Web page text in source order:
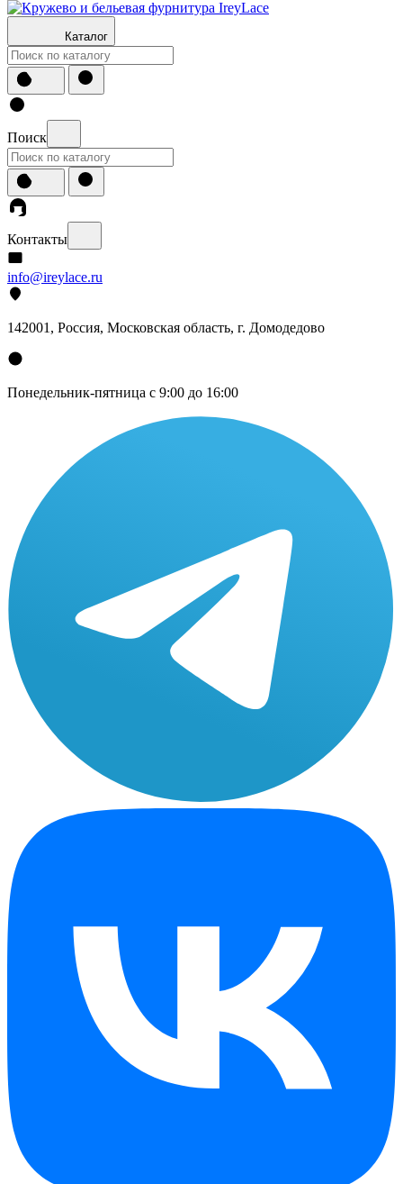
Каталог
Поиск
Контакты
info@ireylace.ru
142001 , Россия, Московская область, г. Домодедово
Понедельник-пятница с 9:00 до 16:00